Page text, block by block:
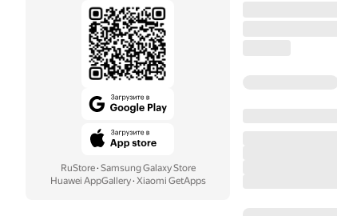
RuStore· Samsung Galaxy Store
Huawei AppGallery· Xiaomi GetApps